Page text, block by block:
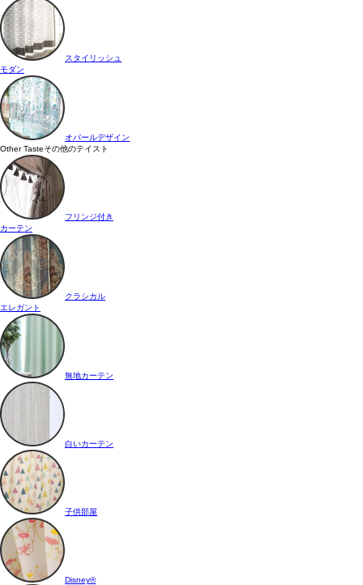
スタイリッシュ
モダン
オパールデザイン
Other Tasteその他のテイスト
フリンジ付き
カーテン
クラシカル
エレガント
無地カーテン
白いカーテン
子供部屋
Disney®